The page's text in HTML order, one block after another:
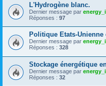
L'Hydrogène blanc.
Dernier message par
Réponses : 97
Politique Etats-Unienne
Dernier message par
Réponses : 328
Stockage énergétique
Dernier message par
Réponses : 32